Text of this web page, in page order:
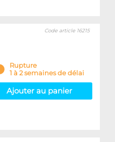
Code article 16215
Rupture
1 à 2 semaines de délai
Ajouter au panier